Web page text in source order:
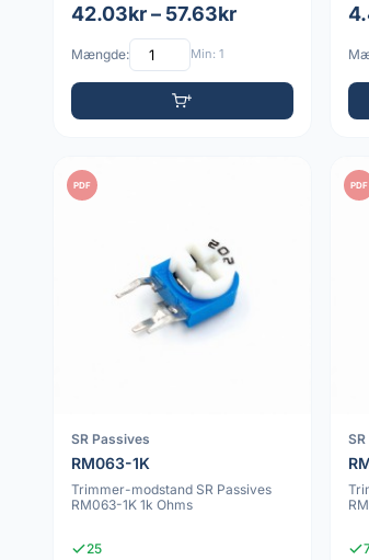
42.03kr – 57.63kr
Mængde: Min: 1
PDF
SR Passives
RM063-1K
Trimmer-modstand SR Passives
RM063-1K 1k Ohms
25
PDF